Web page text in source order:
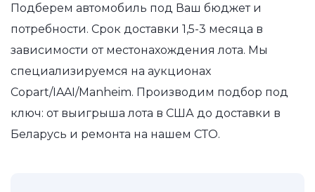
Подберем автомобиль под Ваш бюджет и
потребности. Срок доставки 1,5-3 месяца в
зависимости от местонахождения лота. Мы
специализируемся на аукционах
Copart/IAAI/Manheim. Производим подбор под
ключ: от выигрыша лота в США до доставки в
Беларусь и ремонта на нашем СТО.